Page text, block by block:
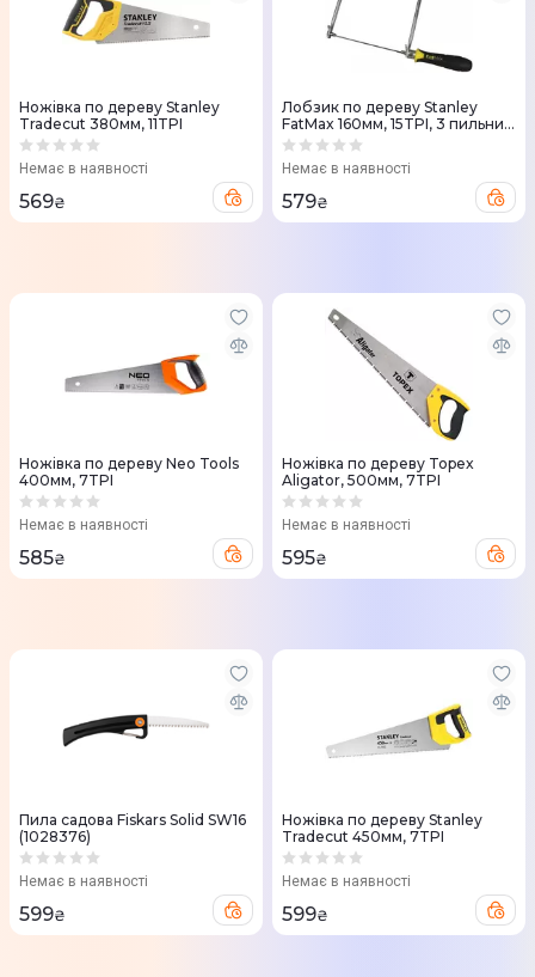
Ножівка по дереву Stanley
Tradecut 380мм, 11TPI
Немає в наявності
569₴
Лобзик по дереву Stanley
FatMax 160мм, 15TPI, 3 пильних
полотна
Немає в наявності
579₴
Ножівка по дереву Neo Tools
400мм, 7TPI
Немає в наявності
585₴
Ножівка по дереву Topex
Aligator, 500мм, 7TPI
Немає в наявності
595₴
Пила садова Fiskars Solid SW16
(1028376)
Немає в наявності
599₴
Ножівка по дереву Stanley
Tradecut 450мм, 7TPI
Немає в наявності
599₴